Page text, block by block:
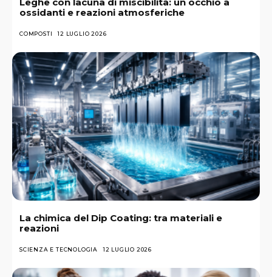
ossidanti e reazioni atmosferiche
COMPOSTI 12 LUGLIO 2026
La chimica del Dip Coating: tra materiali e
reazioni
SCIENZA E TECNOLOGIA 12 LUGLIO 2026